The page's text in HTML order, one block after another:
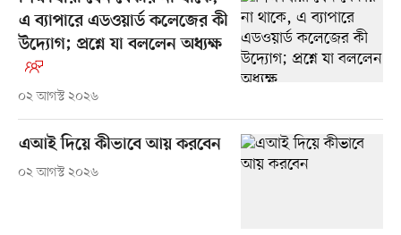
এ ব্যাপারে এডওয়ার্ড কলেজের কী
উদ্যোগ; প্রশ্নে যা বললেন অধ্যক্ষ
০২ আগস্ট ২০২৬
এআই দিয়ে কীভাবে আয় করবেন
০২ আগস্ট ২০২৬